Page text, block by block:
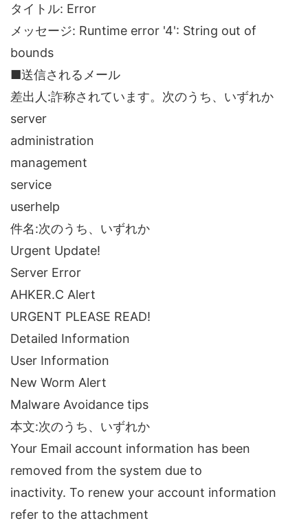
タイトル: Error
メッセージ: Runtime error '4': String out of
bounds
■送信されるメール
差出人:詐称されています。次のうち、いずれか
server
administration
management
service
userhelp
件名:次のうち、いずれか
Urgent Update!
Server Error
AHKER.C Alert
URGENT PLEASE READ!
Detailed Information
User Information
New Worm Alert
Malware Avoidance tips
本文:次のうち、いずれか
Your Email account information has been
removed from the system due to
inactivity. To renew your account information
refer to the attachment